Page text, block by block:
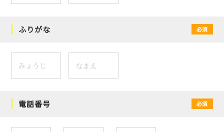
ふりがな 必須
電話番号 必須